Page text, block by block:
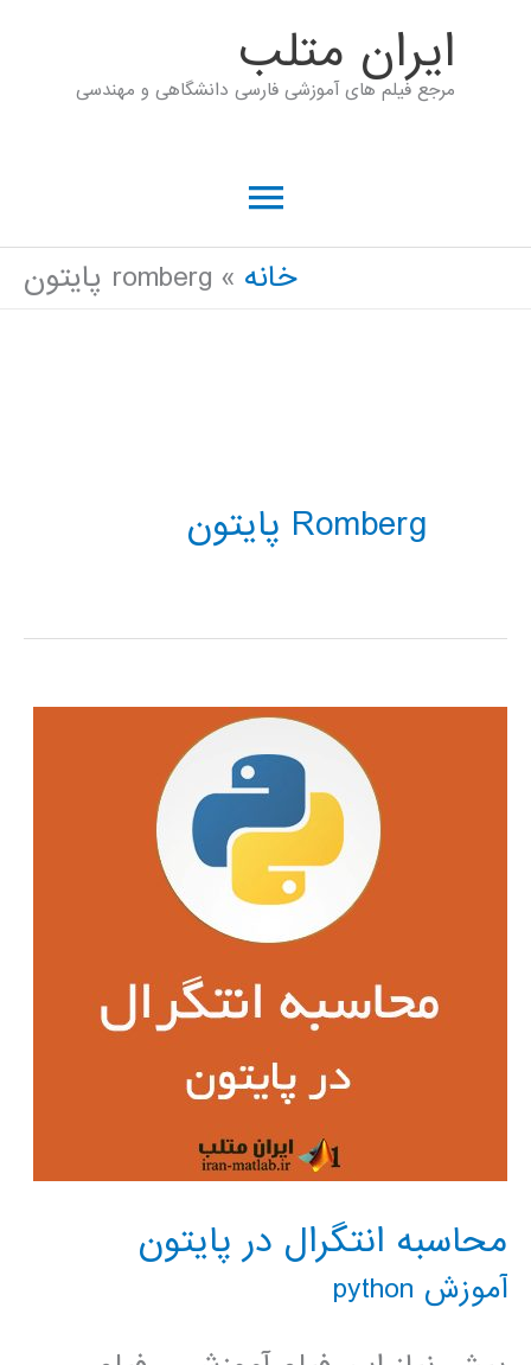
ايران متلب
مرجع فیلم های آموزشی فارسی دانشگاهی و مهندسی
فهرست
اصلی
خانه romberg پایتون
Romberg پایتون
محاسبه انتگرال در پایتون
آموزش python